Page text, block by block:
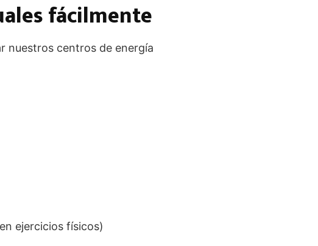
fácilmente
nuestros centros de energía
ejercicios físicos)